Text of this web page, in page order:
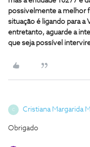
possivelmente a melhor
situação é ligando para a
entretanto, aguarde a
que seja possível
C Cristiana Margarida
Obrigado